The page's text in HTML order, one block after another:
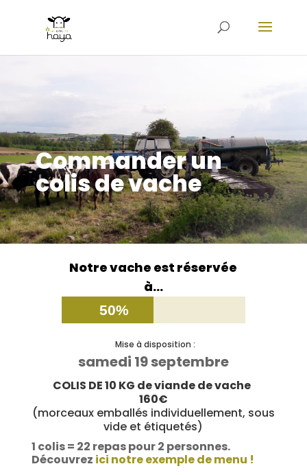
Commander un
colis de vache
Notre vache est réservée
à…
50%
50%
Mise à disposition :
samedi 19 septembre
COLIS DE 10 KG de viande de vache
160€
(morceaux emballés individuellement, sous
vide et étiquetés)
1 colis = 22 repas pour 2 personnes.
Découvrez ici notre exemple de menu !